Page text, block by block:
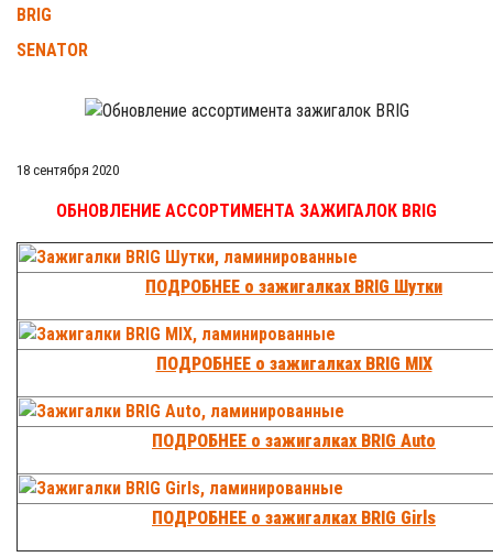
BRIG
SENATOR
18 сентября 2020
ОБНОВЛЕНИЕ АССОРТИМЕНТА ЗАЖИГАЛОК BRIG
ПОДРОБНЕЕ о зажигалках BRIG Шутки
ПОДРОБНЕЕ о зажигалках BRIG MIX
ПОДРОБНЕЕ о зажигалках BRIG Auto
ПОДРОБНЕЕ о зажигалках BRIG Girls